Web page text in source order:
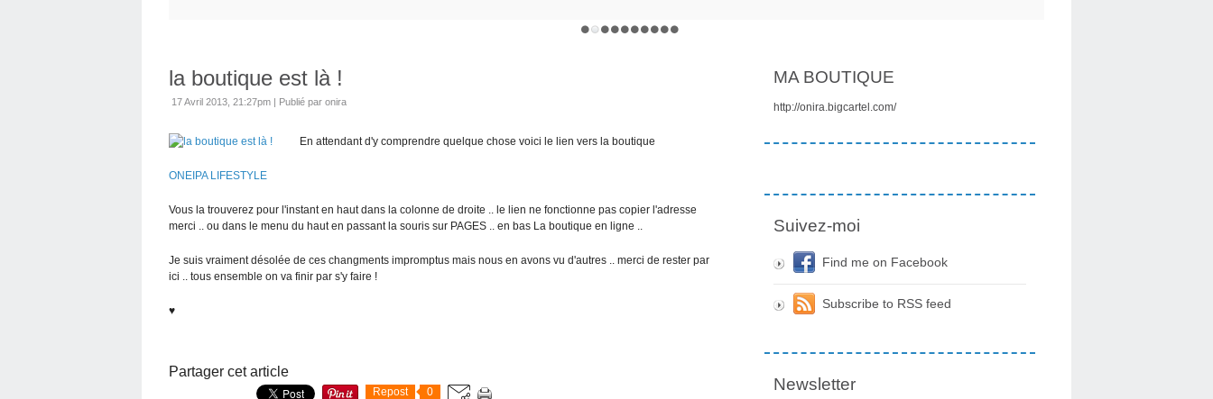
la boutique est là !
17 Avril 2013, 21:27pm | Publié par onira
En attendant d'y comprendre quelque chose voici le lien vers la boutique
ONEIPA LIFESTYLE
Vous la trouverez pour l'instant en haut dans la colonne de droite .. le lien ne fonctionne pas copier l'adresse
merci .. ou dans le menu du haut en passant la souris sur PAGES .. en bas La boutique en ligne ..
Je suis vraiment désolée de ces changments impromptus mais nous en avons vu d'autres .. merci de rester par
ici .. tous ensemble on va finir par s'y faire !
♥
Partager cet article
Repost 0
MA BOUTIQUE
http://onira.bigcartel.com/
Suivez-moi
Find me on Facebook
Subscribe to RSS feed
Newsletter